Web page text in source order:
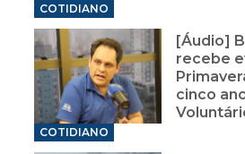
COTIDIANO
[Áudio]
recebe
cinco
COTIDIANO